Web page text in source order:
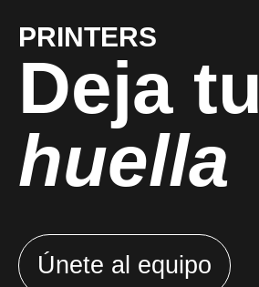
PRINTERS
Deja tu
huella
Únete al equipo